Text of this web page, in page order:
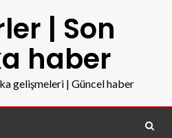
| Son
haber
gelişmeleri | Güncel haber